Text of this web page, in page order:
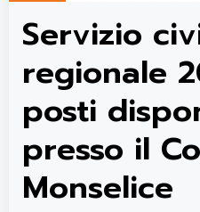
Servizio
regionale
posti
presso il
Monselice